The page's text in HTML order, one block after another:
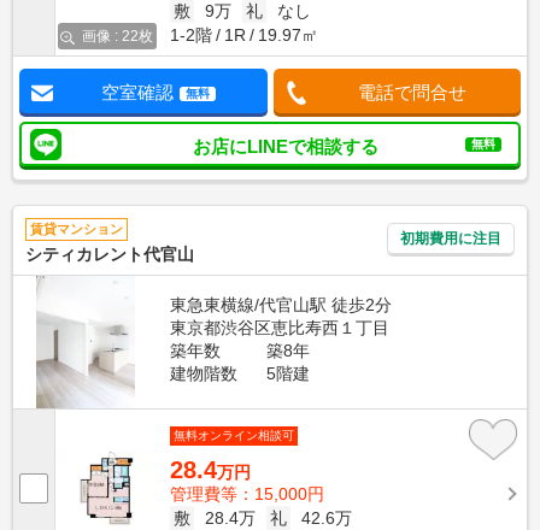
画像 : 22枚
敷 9万 礼
なし
1-2階
1R 19.97㎡
空室確認 無料 電話で問合せ
お店にLINEで相談する 無料
賃貸マンション
シティカレント代官山
初期費用に注目
東急東横線/代官山駅 徒歩2分
東京都渋谷区恵比寿西１丁目
築年数
築8年
建物階数
5階建
無料オンライン相談可
28.4万円
管理費等：15,000円
敷
28.4万 礼
42.6万